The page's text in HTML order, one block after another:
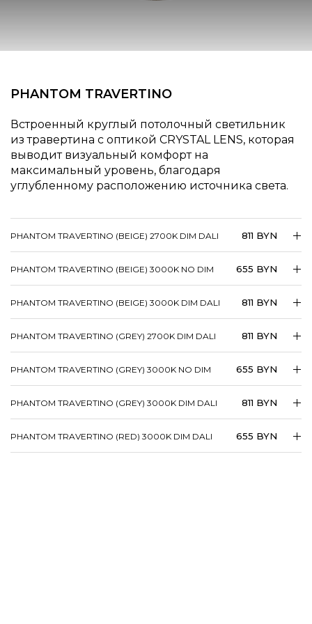
PHANTOM TRAVERTINO
Встроенный круглый потолочный светильник
из травертина с оптикой CRYSTAL LENS, которая
выводит визуальный комфорт на
максимальный уровень, благодаря
углубленному расположению источника света.
PHANTOM TRAVERTINO (BEIGE) 2700K DIM DALI 811 BYN
PHANTOM TRAVERTINO (BEIGE) 3000K NO DIM 655 BYN
PHANTOM TRAVERTINO (BEIGE) 3000K DIM DALI 811 BYN
PHANTOM TRAVERTINO (GREY) 2700K DIM DALI 811 BYN
PHANTOM TRAVERTINO (GREY) 3000K NO DIM 655 BYN
PHANTOM TRAVERTINO (GREY) 3000K DIM DALI 811 BYN
PHANTOM TRAVERTINO (RED) 3000K DIM DALI 655 BYN